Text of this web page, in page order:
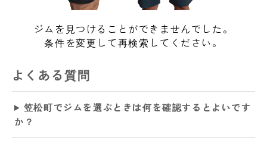
ジムを見つけることができませんでした。
条件を変更して再検索してください。
よくある質問
笠松町でジムを選ぶときは何を確認するとよいです
か？